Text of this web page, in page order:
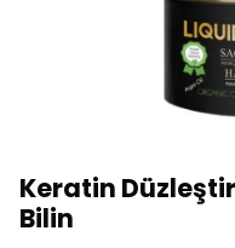
Keratin
Bilin